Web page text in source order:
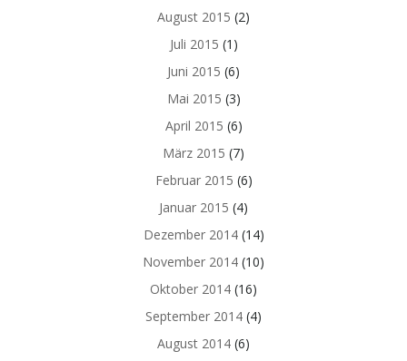
August 2015 (2)
Juli 2015 (1)
Juni 2015 (6)
Mai 2015 (3)
April 2015 (6)
März 2015 (7)
Februar 2015 (6)
Januar 2015 (4)
Dezember 2014(14)
November 2014 (10)
Oktober 2014 (16)
September 2014 (4)
August 2014 (6)